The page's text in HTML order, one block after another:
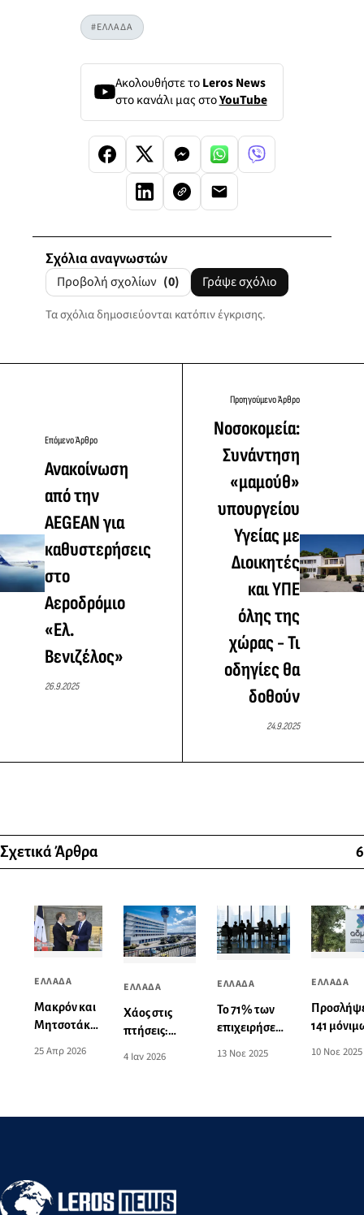
#ΕΛΛΑΔΑ
Ακολουθήστε τοLeros News
στο κανάλι μας στοYouTube
Σχόλια αναγνωστών
Προβολή σχολίων (0) Γράψε σχόλιο
Τα σχόλια δημοσιεύονται κατόπιν έγκρισης.
Επόμενο Άρθρο
Ανακοίνωση
από την
AEGEAN για
καθυστερήσεις
στο
Αεροδρόμιο
«Ελ.
Βενιζέλος»
26.9.2025
Προηγούμενο Άρθρο
Νοσοκομεία:
Συνάντηση
«μαμούθ»
υπουργείου
Υγείας με
Διοικητές
και ΥΠΕ
όλης της
χώρας - Τι
οδηγίες θα
δοθούν
24.9.2025
Σχετικά Άρθρα 6
ΕΛΛΑΔΑ
Μακρόν και
Μητσοτάκης
μηνύματα σε
και εχθρούς:
και η
στρατηγική
25 Απρ 2026
ΕΛΛΑΔΑ
Χάος στις
πτήσεις:
προβλήματος
4 Ιαν 2026
ΕΛΛΑΔΑ
Το 71% των
επιχειρήσεων
εξεύρεση
13 Νοε 2025
ΕΛΛΑΔΑ
141
10 Νοε 2025